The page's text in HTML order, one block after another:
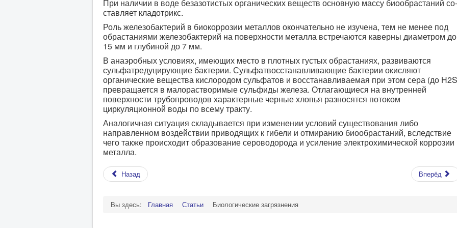
При наличии в воде безазотистых органических веществ основную массу биообрастаний со­
ставляет кладотрикс.
Роль железобактерий в биокоррозии металлов окончательно не изучена, тем не менее под
обрастаниями железобактерий на поверхности металла встречаются каверны диаметром до
15 мм и глубиной до 7 мм.
В анаэробных условиях, имеющих место в плотных густых обрастаниях, развиваются
сульфатредуцирующие бактерии. Сульфатвосстанавливающие бактерии окисляют
органические вещества кислородом сульфатов и восстанавливаемая при этом сера (до
превращается в малорастворимые сульфиды железа. Отлагающиеся на внутренней
поверхности трубопроводов характерные черные хлопья разносятся потоком
циркуляционной воды по всему тракту.
Аналогичная ситуация складывается при изменении условий существования либо
направленном воздействии приводящих к гибели и отмиранию биообрастаний, вследствие
чего также происходит образование сероводорода и усиление электрохимической коррозии
металла.
Назад Вперёд
Вы здесь: Главная Статьи Биологические загрязнения